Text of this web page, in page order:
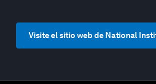
Visite el sitio web de National